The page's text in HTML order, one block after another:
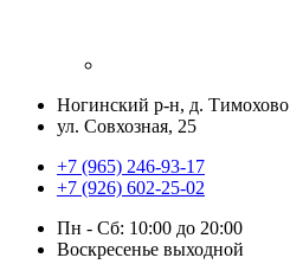
Ногинский р-н, д. Тимохово
ул. Совхозная, 25
+7 (965) 246-93-17
+7 (926) 602-25-02
Пн - Сб: 10:00 до 20:00
Воскресенье выходной